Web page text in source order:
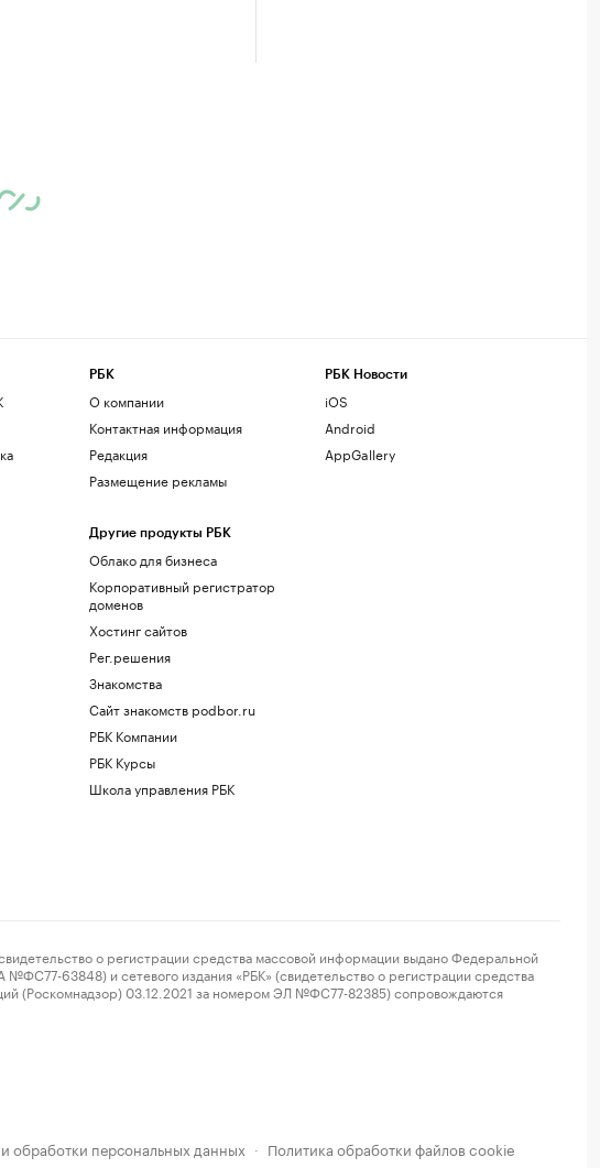
РБК
О компании
Контактная информация
Редакция
Размещение рекламы
Другие продукты РБК
Облако для бизнеса
Корпоративный регистратор
доменов
Хостинг сайтов
Рег.решения
Знакомства
Сайт знакомств podbor.ru
РБК Компании
РБК Курсы
Школа управления РБК
РБК Новости
iOS
Android
AppGallery
о регистрации средства массовой информации выдано Федеральной
63848) и сетевого издания «РБК» (свидетельство о регистрации средства
(Роскомнадзор) 03.12.2021 за номером ЭЛ №ФС77-82385) сопровождаются
обработки персональных данных · Политика обработки файлов cookie